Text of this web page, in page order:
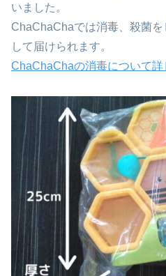
いました。
ChaChaChaでは消毒、殺菌
して届けられます。
ChaChaChaの消毒について詳